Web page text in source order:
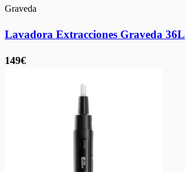
Graveda
Lavadora Extracciones Graveda 36L
149€